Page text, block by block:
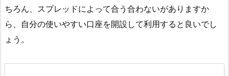
ちろん、スプレッドによって合う合わないがありますか
ら、自分の使いやすい口座を開設して利用すると良いでし
ょう。